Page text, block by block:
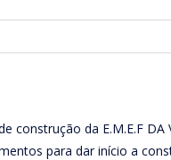
construção da E.M.E.F DA
para dar início a